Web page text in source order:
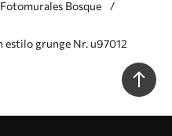
Fotomurales Bosque
estilo grunge Nr. u97012